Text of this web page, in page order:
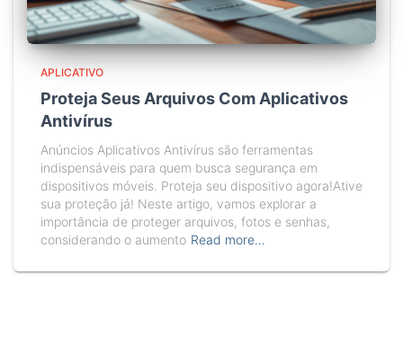
APLICATIVO
Proteja Seus Arquivos Com Aplicativos
Antivírus
Anúncios Aplicativos Antivírus são ferramentas
indispensáveis para quem busca segurança em
dispositivos móveis. Proteja seu dispositivo agora!Ative
sua proteção já! Neste artigo, vamos explorar a
importância de proteger arquivos, fotos e senhas,
considerando o aumento Read more…